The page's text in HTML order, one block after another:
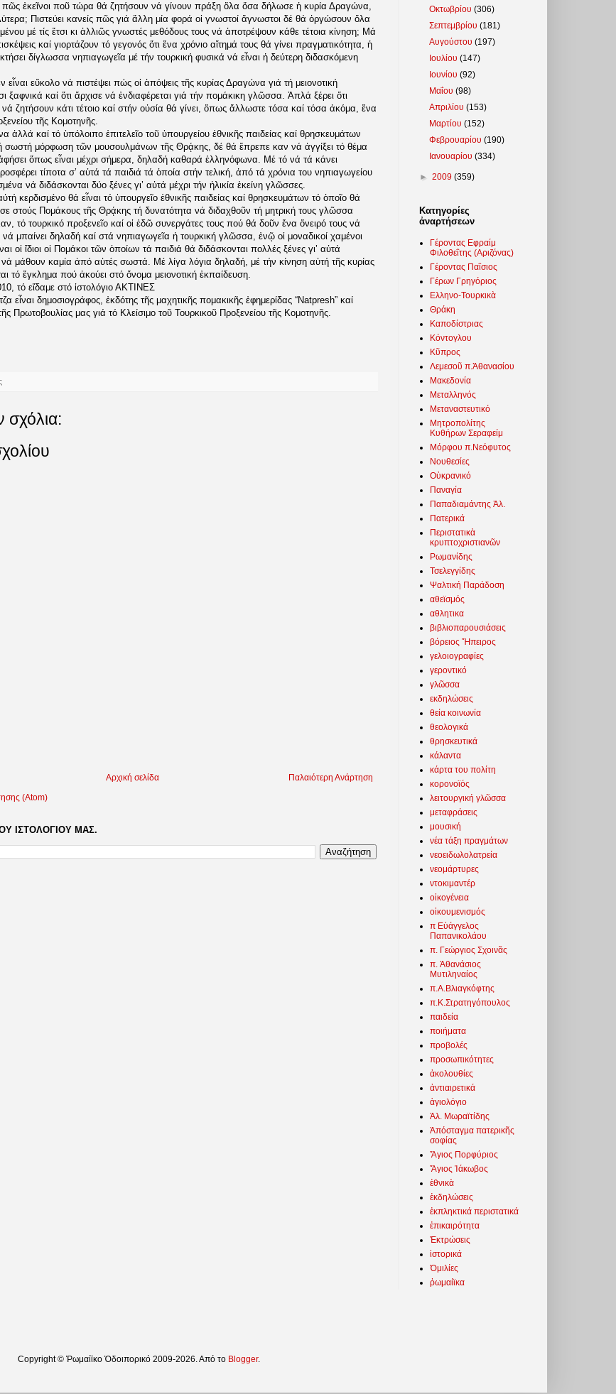
πῶς ἐκεῖνοι ποῦ τώρα θά ζητήσουν νά γίνουν πράξη ὅλα ὅσα δήλωσε ἡ κυρία Δραγώνα,
Πιστεύει κανείς πῶς γιά ἄλλη μία φορά οἱ γνωστοί ἄγνωστοι δέ θά ὀργώσουν ὅλα
μέ τίς ἔτσι κι ἀλλιῶς γνωστές μεθόδους τους νά ἀποτρέψουν κάθε τέτοια κίνηση; Μά
καί γιορτάζουν τό γεγονός ὅτι ἕνα χρόνιο αἴτημά τους θά γίνει πραγματικότητα, ἡ
δίγλωσσα νηπιαγωγεῖα μέ τήν τουρκική φυσικά νά εἶναι ἡ δεύτερη διδασκόμενη
εὔκολο νά πιστέψει πώς οἱ ἀπόψεις τῆς κυρίας Δραγώνα γιά τή μειονοτική
ξαφνικά καί ὅτι ἄρχισε νά ἐνδιαφέρεται γιά τήν πομάκικη γλῶσσα. Ἁπλά ξέρει ὅτι
ζητήσουν κάτι τέτοιο καί στήν οὐσία θά γίνει, ὅπως ἄλλωστε τόσα καί τόσα ἀκόμα, ἕνα
τῆς Κομοτηνῆς.
καί τό ὑπόλοιπο ἐπιτελεῖο τοῦ ὑπουργείου ἐθνικῆς παιδείας καί θρησκευμάτων
σωστή μόρφωση τῶν μουσουλμάνων τῆς Θρᾴκης, δέ θά ἔπρεπε καν νά ἀγγίξει τό θέμα
ὅπως εἶναι μέχρι σήμερα, δηλαδή καθαρά ἑλληνόφωνα. Μέ τό νά τά κάνει
τίποτα σ’ αὐτά τά παιδιά τά ὁποία στήν τελική, ἀπό τά χρόνια του νηπιαγωγείου
νά διδάσκονται δύο ξένες γι’ αὐτά μέχρι τήν ἡλικία ἐκείνη γλῶσσες.
κερδισμένο θά εἶναι τό ὑπουργεῖο ἐθνικῆς παιδείας καί θρησκευμάτων τό ὁποῖο θά
στούς Πομάκους τῆς Θρᾴκης τή δυνατότητα νά διδαχθοῦν τή μητρική τους γλῶσσα
τό τουρκικό προξενεῖο καί οἱ ἐδῶ συνεργάτες τους πού θά δοῦν ἕνα ὄνειρό τους νά
νά μπαίνει δηλαδή καί στά νηπιαγωγεῖα ἡ τουρκική γλῶσσα, ἐνῷ οἱ μοναδικοί χαμένοι
οἱ ἴδιοι οἱ Πομάκοι τῶν ὁποίων τά παιδιά θά διδάσκονται πολλές ξένες γι’ αὐτά
μάθουν καμία ἀπό αὐτές σωστά. Μέ λίγα λόγια δηλαδή, μέ τήν κίνηση αὐτή τῆς κυρίας
τό ἔγκλημα πού ἀκούει στό ὄνομα μειονοτική ἐκπαίδευση.
τό εἴδαμε στό ἰστολόγιο ΑΚΤΙΝΕΣ
εἶναι δημοσιογράφος, ἐκδότης τῆς μαχητικῆς πομακικῆς ἐφημερίδας “Natpresh” καί
Πρωτοβουλίας μας γιά τό Κλείσιμο τοῦ Τουρκικοῦ Προξενείου τῆς Κομοτηνῆς.
σχόλια:
Παλαιότερη Ανάρτηση
Αρχική σελίδα
(Atom)
ΙΣΤΟΛΟΓΙΟΥ ΜΑΣ.
Οκτωβρίου(306)
Σεπτεμβρίου(181)
Αυγούστου(197)
Ιουλίου(147)
Ιουνίου(92)
Μαΐου(98)
Απριλίου(153)
Μαρτίου(152)
Φεβρουαρίου(190)
Ιανουαρίου(334)
► 2009 (359)
Κατηγορίες
ἀναρτήσεων
Γέροντας Εφραίμ
Φιλοθεΐτης (Αριζόνας)
Γέροντας Παΐσιος
Γέρων Γρηγόριος
Ελληνο-Τουρκικὰ
Θράκη
Καποδίστριας
Κόντογλου
Κῦπρος
Λεμεσοῦ π.Ἀθανασίου
Μακεδονία
Μεταλληνός
Μεταναστευτικό
Μητροπολίτης
Κυθήρων Σεραφείμ
Μόρφου π.Νεόφυτος
Νουθεσίες
Οὐκρανικό
Παναγία
Παπαδιαμάντης Ἀλ.
Πατερικά
Περιστατικὰ
κρυπτοχριστιανῶν
Ρωμανίδης
Τσελεγγίδης
Ψαλτική Παράδοση
αθεϊσμός
αθλητικα
βιβλιοπαρουσιάσεις
βόρειος Ἤπειρος
γελοιογραφίες
γεροντικό
γλῶσσα
εκδηλώσεις
θεία κοινωνία
θεολογικά
θρησκευτικά
κάλαντα
κάρτα του πολίτη
κορονοϊός
λειτουργική γλῶσσα
μεταφράσεις
μουσική
νέα τάξη πραγμάτων
νεοειδωλολατρεία
νεομάρτυρες
ντοκιμαντέρ
οἰκογένεια
οἰκουμενισμός
π Εὐάγγελος
Παπανικολάου
π. Γεώργιος Σχοινᾶς
π. Ἀθανάσιος
Μυτιληναίος
π.Α.Βλιαγκόφτης
π.Κ.Στρατηγόπουλος
παιδεία
ποιήματα
προβολές
προσωπικότητες
ἀκολουθίες
ἀντιαιρετικά
ἁγιολόγιο
Ἀλ. Μωραϊτίδης
Ἀπόσταγμα πατερικῆς
σοφίας
Ἅγιος Πορφύριος
Ἅγιος Ἰάκωβος
ἐθνικὰ
ἐκδηλώσεις
ἐκπληκτικά περιστατικά
ἐπικαιρότητα
Ἐκτρώσεις
ἱστορικά
Ὁμιλίες
ῥωμαίϊκα
Copyright © Ῥωμαίϊκο Ὁδοιπορικό 2009-2026. Από το Blogger.